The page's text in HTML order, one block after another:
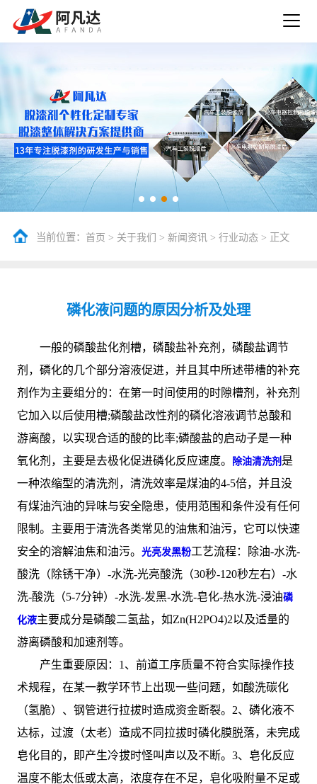
当前位置： 首页 > 关于我们 > 新闻资讯 > 行业动态> 正文
磷化液问题的原因分析及处理
一般的磷酸盐化剂槽，磷酸盐补充剂，磷酸盐调节
剂，磷化的几个部分溶液促进，并且其中所述带槽的补充
剂作为主要组分的：在第一时间使用的时隙槽剂，补充剂
它加入以后使用槽;磷酸盐改性剂的磷化溶液调节总酸和
游离酸，以实现合适的酸的比率;磷酸盐的启动子是一种
氧化剂，主要是去极化促进磷化反应速度。
除油清洗剂 是
一种浓缩型的清洗剂，清洗效率是煤油的4-5倍，并且没
有煤油汽油的异味与安全隐患，使用范围和条件没有任何
限制。主要用于清洗各类常见的油焦和油污，它可以快速
安全的溶解油焦和油污。 光亮发黑粉工艺流程：除油-水洗-
酸洗（除锈干净）-水洗-光亮酸洗（30秒-120秒左右）-水
洗-酸洗（5-7分钟）-水洗-发黑-水洗-皂化-热水洗-浸油磷
化液主要成分是磷酸二氢盐，如Zn(H2PO4)2以及适量的
游离磷酸和加速剂等。
产生重要原因：1、前道工序质量不符合实际操作技
术规程，在某一教学环节上出现一些问题，如酸洗碳化
（氢脆）、钢管进行拉拔时造成资金断裂。2、磷化液不
达标，过渡（太老）造成不同拉拔时磷化膜脱落，未完成
皂化目的，即产生冷拔时怪叫声以及不断。3、皂化反应
温度不能太低或太高，浓度存在不足，皂化吸附量不足或